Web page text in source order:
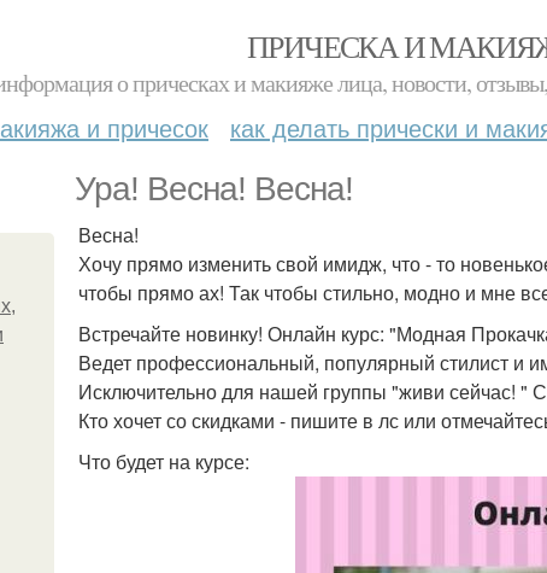
ПРИЧЕСКА И
о прическах и макияже лица, новости,
и причесок как делать прически и
Ура! Весна! Весна!
Весна!
Хочу прямо изменить свой имидж, что - то
чтобы прямо ах! Так чтобы стильно, модно и мне
Встречайте новинку! Онлайн курс: "Модная
Ведет профессиональный, популярный стилист и
Исключительно для нашей группы "живи сейчас! "
Кто хочет со скидками - пишите в лс или
Что будет на курсе: